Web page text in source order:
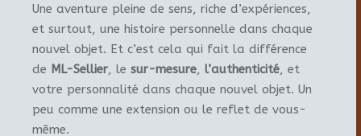
Une aventure pleine de sens, riche d’expériences,
et surtout, une histoire personnelle dans chaque
nouvel objet. Et c’est cela qui fait la différence
de ML-Sellier, le sur-mesure, l’authenticité, et
votre personnalité dans chaque nouvel objet. Un
peu comme une extension ou le reflet de vous-
même.